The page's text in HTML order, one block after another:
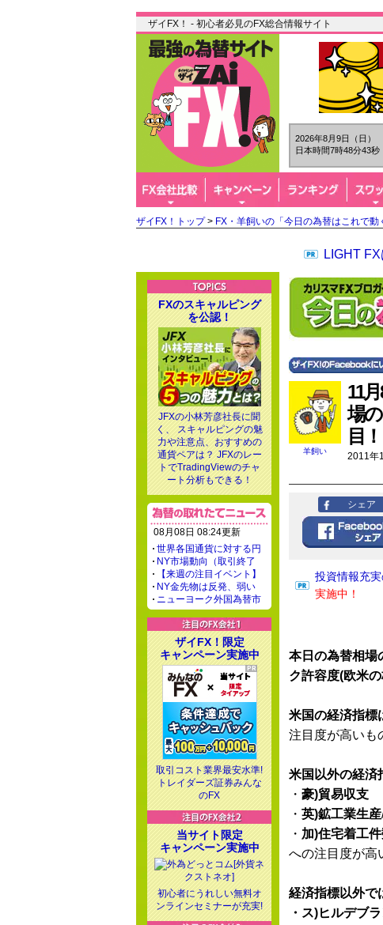
ザイFX！ - 初心者必見のFX総合情報サイト
2026年8月9日（日）
日本時間7時48分44秒
ザイFX！トップ> FX・羊飼いの「今日の為替はこれで動
LIGHT
羊飼い
11
場
目！
2011年
シェア
投資情報充実
実施中！
本日の為替相場
ク許容度(欧米
米国の経済指標
注目度が高いも
米国以外の経済
・ 豪)貿易収支
・ 英)鉱工業生産
・ 加)住宅着工
への注目度が高
経済指標以外で
・ス)ヒルデブ
FXのスキャルピング
を公認！
JFXの小林芳彦社長に聞
く、 スキャルピングの魅
力や注意点、おすすめの
通貨ペアは？ JFXのレー
トでTradingViewのチャ
ート分析もできる！
08月08日 08:24更新
世界各国通貨に対する円
NY市場動向（取引終了
【来週の注目イベント】
NY金先物は反発、弱い
ニューヨーク外国為替市
ザイFX！限定
キャンペーン実施中
取引コスト業界最安水準!
トレイダーズ証券みんな
のFX
当サイト限定
キャンペーン実施中
初心者にうれしい無料オ
ンラインセミナーが充実!